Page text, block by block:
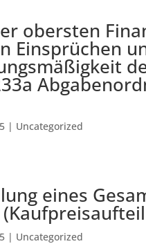
obersten
Einsprüchen
| Uncategorized
eines
| Uncategorized